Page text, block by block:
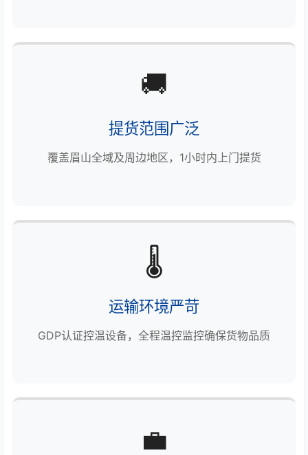
🚚
提货范围广泛
覆盖眉山全域及周边地区，1小时内上门提货
🌡️
运输环境严苛
GDP认证控温设备，全程温控监控确保货物品质
💼